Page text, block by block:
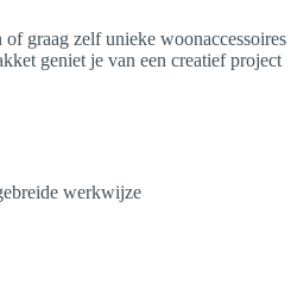
graag zelf unieke woonaccessoires
geniet je van een creatief project
werkwijze